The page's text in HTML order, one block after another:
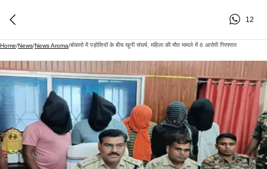
12
Home/News/News Aroma/बोकारो में पड़ोसियों के बीच खूनी संघर्ष, महिला की मौत मामले में 6 आरोपी गिरफ्तार